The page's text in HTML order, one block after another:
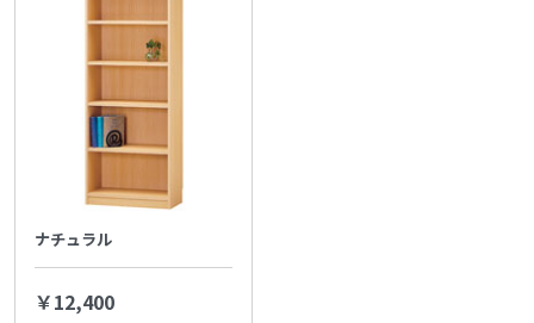
ナチュラル
￥12,400